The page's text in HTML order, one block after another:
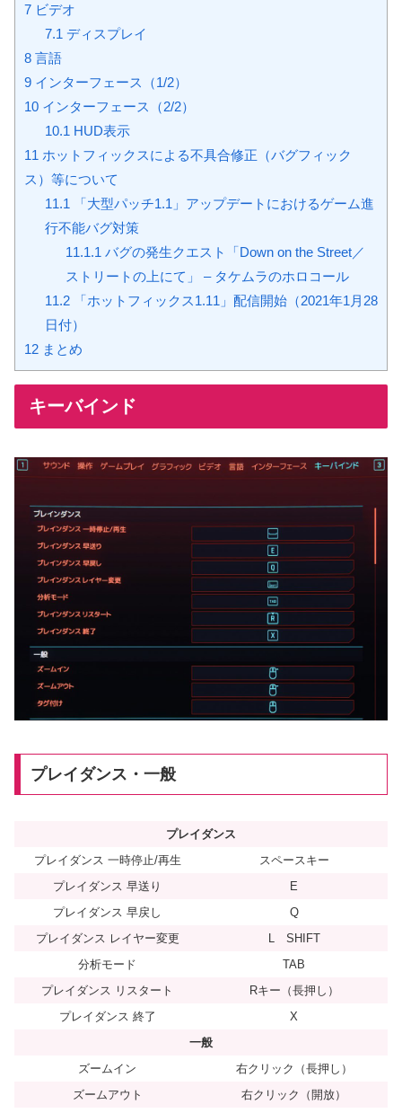
7 ビデオ
7.1 ディスプレイ
8 言語
9 インターフェース（1/2）
10 インターフェース（2/2）
10.1 HUD表示
11 ホットフィックスによる不具合修正（バグフィック
ス）等について
11.1 「大型パッチ1.1」アップデートにおけるゲーム進
行不能バグ対策
11.1.1 バグの発生クエスト「Down on the Street／
ストリートの上にて」 – タケムラのホロコール
11.2「ホットフィックス1.11」配信開始（2021年1月28
日付）
12 まとめ
キーバインド
プレイダンス・一般
プレイダンス
プレイダンス 一時停止/再生
スペースキー
プレイダンス 早送り
E
プレイダンス 早戻し
Q
プレイダンス レイヤー変更
L SHIFT
分析モード
TAB
プレイダンス リスタート
Rキー（長押し）
プレイダンス 終了
X
一般
ズームイン
右クリック（長押し）
ズームアウト
右クリック（開放）